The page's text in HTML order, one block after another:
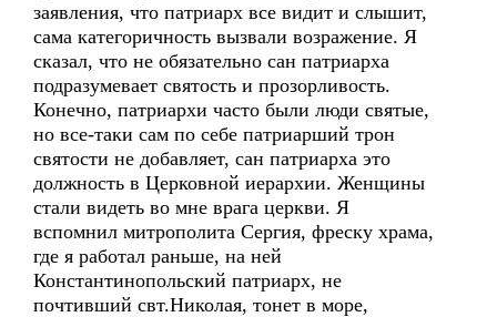
заявления, что патриарх все видит и слышит,
сама категоричность вызвали возражение. Я
сказал, что не обязательно сан патриарха
подразумевает святость и прозорливость.
Конечно, патриархи часто были люди святые,
но все-таки сам по себе патриарший трон
святости не добавляет, сан патриарха это
должность в Церковной иерархии. Женщины
стали видеть во мне врага церкви. Я
вспомнил митрополита Сергия, фреску храма,
где я работал раньше, на ней
Константинопольский патриарх, не
почтивший свт.Николая, тонет в море,